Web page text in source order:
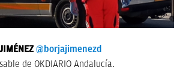
@borjajimenezd
de OKDIARIO Andalucía.